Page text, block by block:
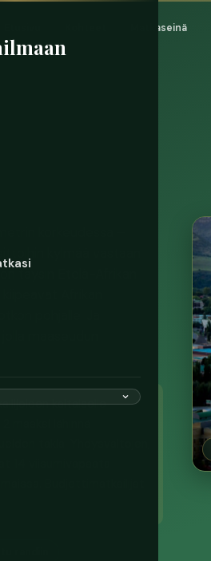
Matkaseinä
korkeudessa –
kylmää vastaan
täysin Etelä-Afrikan
Afrikan
pohjalle. Ja
maaseudun
kaltaiselle
lähinnä
takia. Yhdysvaltojen,
14 viisumivapaata
Budjettimatkailijat